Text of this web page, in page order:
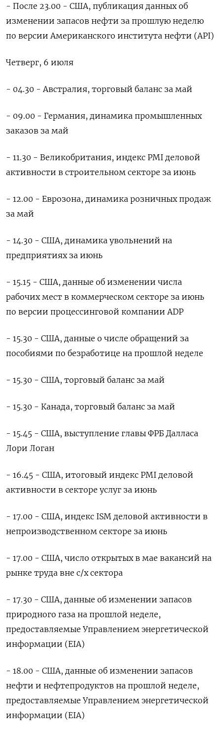
- После 23.00 - США, публикация данных об
изменении запасов нефти за прошлую неделю
по версии Американского института нефти (API)
Четверг, 6 июля
- 04.30 - Австралия, торговый баланс за май
- 09.00 - Германия, динамика промышленных
заказов за май
- 11.30 - Великобритания, индекс PMI деловой
активности в строительном секторе за июнь
- 12.00 - Еврозона, динамика розничных продаж
за май
- 14.30 - США, динамика увольнений на
предприятиях за июнь
- 15.15 - США, данные об изменении числа
рабочих мест в коммерческом секторе за июнь
по версии процессинговой компании ADP
- 15.30 - США, данные о числе обращений за
пособиями по безработице на прошлой неделе
- 15.30 - США, торговый баланс за май
- 15.30 - Канада, торговый баланс за май
- 15.45 - США, выступление главы ФРБ Далласа
Лори Логан
- 16.45 - США, итоговый индекс PMI деловой
активности в секторе услуг за июнь
- 17.00 - США, индекс ISM деловой активности в
непроизводственном секторе за июнь
- 17.00 - США, число открытых в мае вакансий на
рынке труда вне с/х сектора
- 17.30 - США, данные об изменении запасов
природного газа на прошлой неделе,
предоставляемые Управлением энергетической
информации (EIA)
- 18.00 - США, данные об изменении запасов
нефти и нефтепродуктов на прошлой неделе,
предоставляемые Управлением энергетической
информации (EIA)